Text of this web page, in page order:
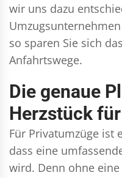
wir uns dazu
so sparen Sie sich
Anfahrtswege.
Die genaue
Herzstück
Für Privatumzüge ist
dass eine
wird. Denn ohne